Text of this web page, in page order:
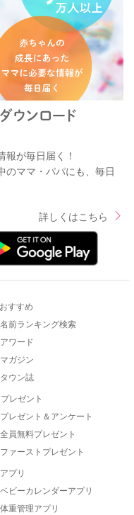
が毎日届く！
のママ・パパにも、毎日
詳しくはこちら
おすすめ
名前ランキング検索
アワード
マガジン
タウン誌
プレゼント
プレゼント＆アンケート
全員無料プレゼント
ファーストプレゼント
アプリ
ベビーカレンダーアプリ
体重管理アプリ